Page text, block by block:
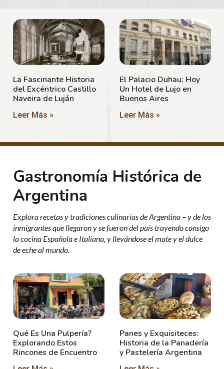
La Fascinante Historia
del Excéntrico Castillo
Naveira de Luján
Leer Más »
El Palacio Duhau: Hoy
Un Hotel de Lujo en
Buenos Aires
Leer Más »
Gastronomía Histórica de
Argentina
Explora recetas y tradiciones culinarias de Argentina – y de los
inmigrantes que llegaron y se fueron del país trayendo consigo
la cocina Española e Italiana, y llevándose el mate y el dulce
de eche al mundo.
Qué Es Una Pulpería?
Explorando Estos
Rincones de Encuentro
Panes y Exquisiteces:
Historia de la Panadería
y Pastelería Argentina